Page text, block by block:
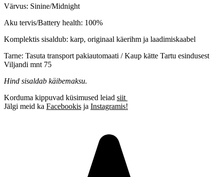
Värvus: Sinine/Midnight
Aku tervis/Battery health: 100%
Komplektis sisaldub: karp, originaal käerihm ja laadimiskaabel
Tarne: Tasuta transport pakiautomaati / Kaup kätte Tartu esindusest
Viljandi mnt 75
Hind sisaldab käibemaksu.
Korduma kippuvad küsimused leiad siit
Jälgi meid ka Facebookis ja Instagramis!